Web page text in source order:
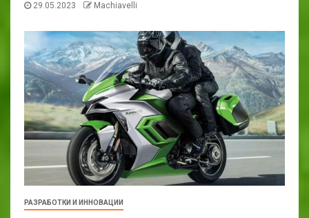
29.05.2023 Machiavelli
РАЗРАБОТКИ И ИННОВАЦИИ